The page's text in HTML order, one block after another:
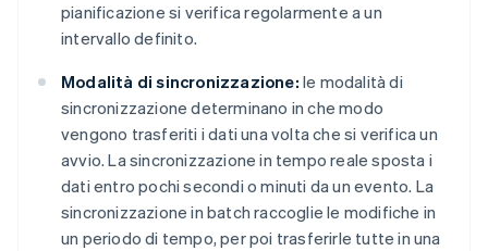
pianificazione si verifica regolarmente a un
intervallo definito.
Modalità di sincronizzazione: le modalità di
sincronizzazione determinano in che modo
vengono trasferiti i dati una volta che si verifica un
avvio. La sincronizzazione in tempo reale sposta i
dati entro pochi secondi o minuti da un evento. La
sincronizzazione in batch raccoglie le modifiche in
un periodo di tempo, per poi trasferirle tutte in una